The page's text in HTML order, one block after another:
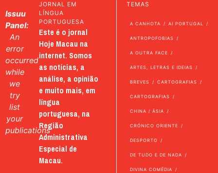
Issuu
Panel:
An
error
occurred
while
we
try
list
your
publications
JORNAL EM
LÍNGUA
PORTUGUESA
Este é o jornal
Hoje Macau na
internet. Somos
as notícias, a
análise, a opinião
e muito mais, em
língua
portuguesa, na
Região
Administrativa
Especial de
Macau.
TEMAS
A CANHOTA AI PORTUGAL
ANTROPOFOBIAS
A OUTRA FACE
ARTES, LETRAS E IDEIAS
BREVES CARTOGRAFIAS
CARTOGRAFIAS
CHINA / ÁSIA
CRÓNICO ORIENTE
DESPORTO
DE TUDO E DE NADA
DIVINA COMÉDIA